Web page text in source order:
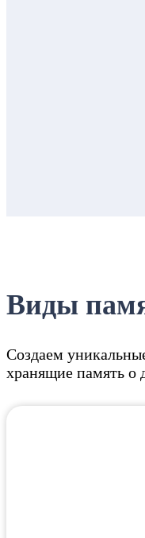
Виды
Создаем
хранящие память о